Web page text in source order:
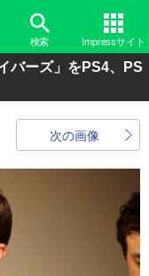
検索 Impressサイト
バーズ」をPS4、PS
次の画像